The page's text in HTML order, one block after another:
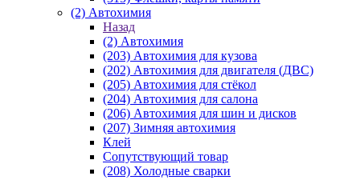
(2) Автохимия
Назад
(2) Автохимия
(203) Автохимия для кузова
(202) Автохимия для двигателя (ДВС)
(205) Автохимия для стёкол
(204) Автохимия для салона
(206) Автохимия для шин и дисков
(207) Зимняя автохимия
Клей
Сопутствующий товар
(208) Холодные сварки